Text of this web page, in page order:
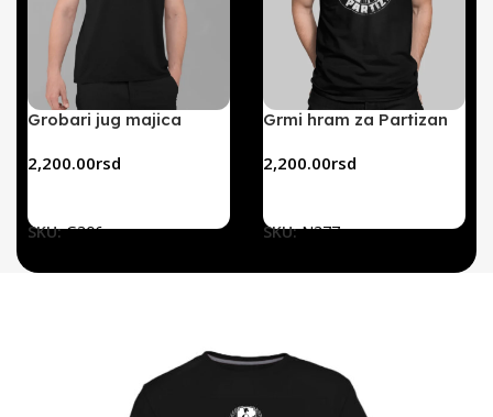
Grobari jug majica
2,200.00rsd
SKU:G306
Grmi hram za Partizan
2,200.00rsd
SKU:N377